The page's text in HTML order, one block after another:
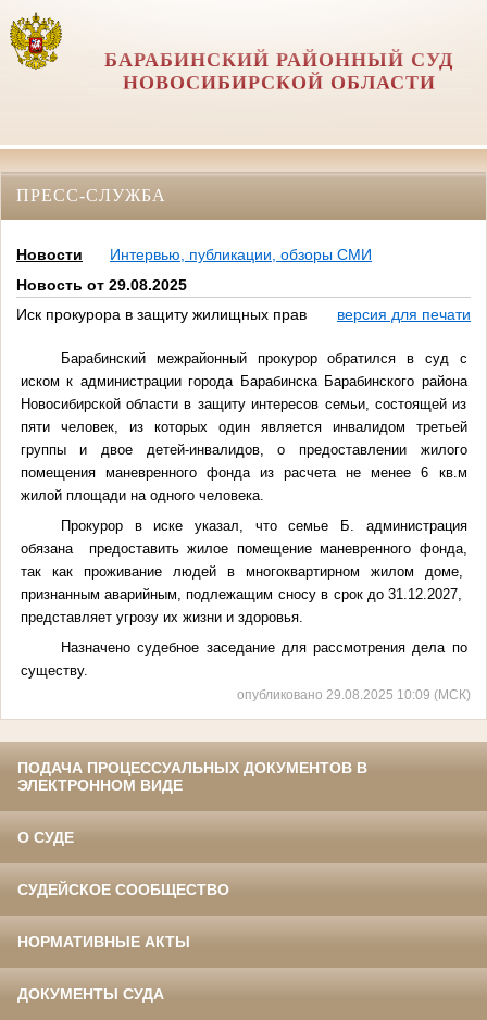
БАРАБИНСКИЙ РАЙОННЫЙ СУД
НОВОСИБИРСКОЙ ОБЛАСТИ
ПРЕСС-СЛУЖБА
Новости
Интервью, публикации, обзоры СМИ
Новость от 29.08.2025
Иск прокурора в защиту жилищных прав
версия для печати
Барабинский межрайонный прокурор обратился в суд с
иском к администрации города Барабинска Барабинского района
Новосибирской области в защиту интересов семьи, состоящей из
пяти человек, из которых один является инвалидом третьей
группы и двое детей-инвалидов, о предоставлении жилого
помещения маневренного фонда из расчета не менее 6 кв.м
жилой площади на одного человека.
Прокурор в иске указал, что семье Б. администрация
обязана предоставить жилое помещение маневренного фонда,
так как проживание людей в многоквартирном жилом доме,
признанным аварийным, подлежащим сносу в срок до 31.12.2027,
представляет угрозу их жизни и здоровья.
Назначено судебное заседание для рассмотрения дела по
существу.
опубликовано 29.08.2025 10:09 (МСК)
ПОДАЧА ПРОЦЕССУАЛЬНЫХ ДОКУМЕНТОВ В
ЭЛЕКТРОННОМ ВИДЕ
О СУДЕ
СУДЕЙСКОЕ СООБЩЕСТВО
НОРМАТИВНЫЕ АКТЫ
ДОКУМЕНТЫ СУДА